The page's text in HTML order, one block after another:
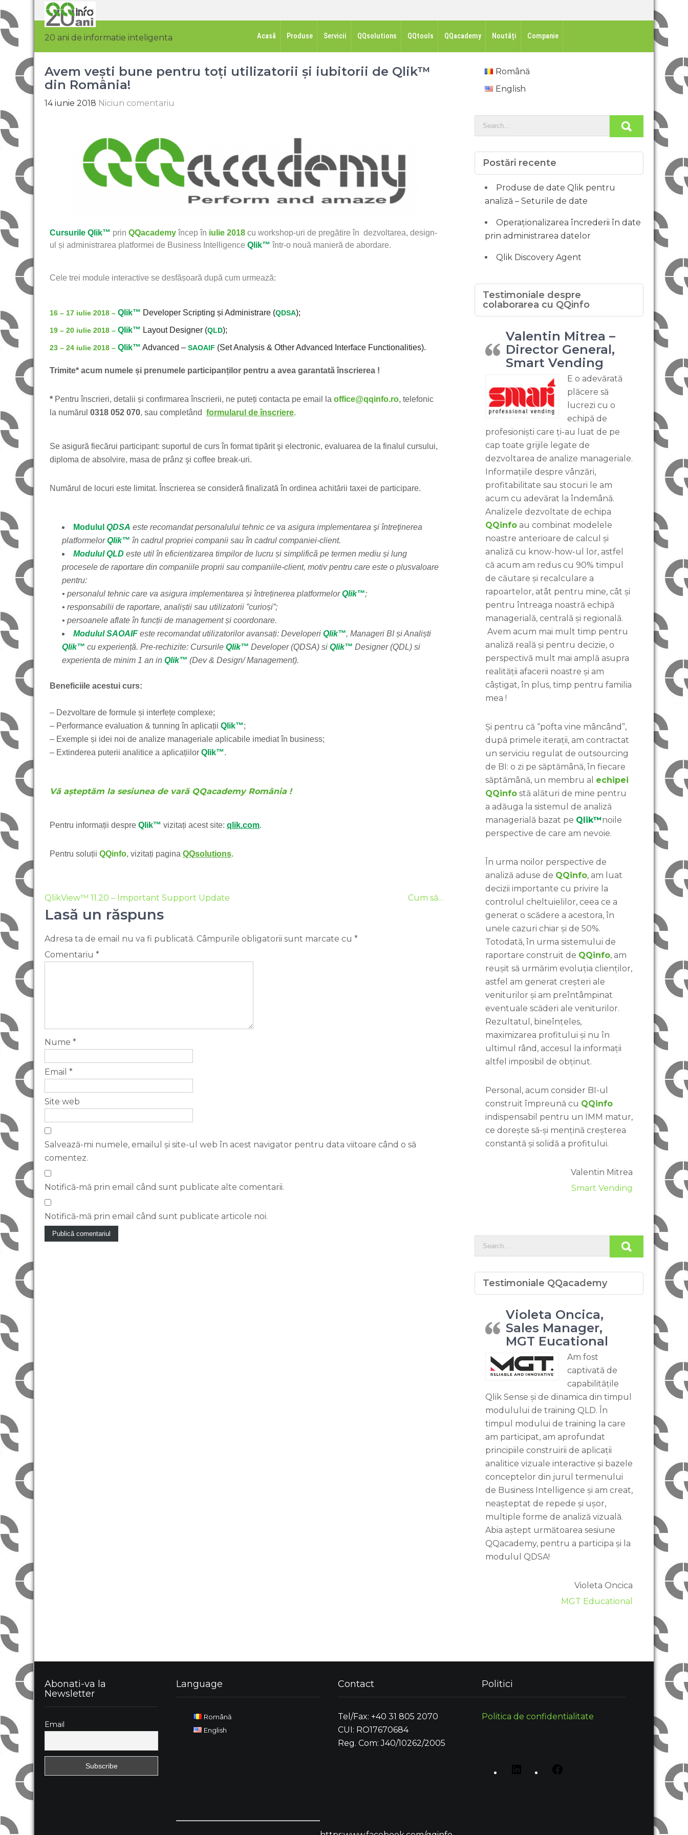
20 ani de informatie inteligenta Acasă Produse Servicii QQsolutions QQtools QQacademy Noutăți Companie
Avem vești bune pentru toți utilizatorii și iubitorii de Qlik™
din România!
14 iunie 2018 Niciun comentariu
Cursurile Qlik™ prin QQacademy încep în iulie 2018 cu workshop-uri de pregătire în dezvoltarea, design-
ul și administrarea platformei de Business Intelligence Qlik™ într-o nouă manieră de abordare.
Cele trei module interactive se desfășoară după cum urmează:
16 – 17 iulie 2018 – Qlik™ Developer Scripting și Administrare (QDSA);
19 – 20 iulie 2018 – Qlik™ Layout Designer (QLD);
23 – 24 iulie 2018 – Qlik™ Advanced – SAOAIF (Set Analysis & Other Advanced Interface Functionalities).
Trimite* acum numele și prenumele participanților pentru a avea garantată înscrierea !
* Pentru înscrieri, detalii și confirmarea înscrierii, ne puteți contacta pe email la office@qqinfo.ro, telefonic
la numărul 0318 052 070, sau completând formularul de înscriere.
Se asigură fiecărui participant: suportul de curs în format tipărit şi electronic, evaluarea de la finalul cursului,
diploma de absolvire, masa de prânz şi coffee break-uri.
Numărul de locuri este limitat. Înscrierea se consideră finalizată în ordinea achitării taxei de participare.
Modulul QDSA este recomandat personalului tehnic ce va asigura implementarea şi întreţinerea
platformelorQlik™ în cadrul propriei companii sau în cadrul companiei-client.
Modulul QLD este util în eficientizarea timpilor de lucru și simplifică pe termen mediu și lung
procesele de raportare din companiile proprii sau companiile-client, motiv pentru care este o plusvaloare
pentru:
• personalul tehnic care va asigura implementarea și întreținerea platformelorQlik™;
• responsabilii de raportare, analiștii sau utilizatorii ”curioși”;
• persoanele aflate în funcții de management și coordonare.
Modulul SAOAIF este recomandat utilizatorilor avansați: Developeri Qlik™, Manageri BI și Analiști
Qlik™ cu experiență. Pre-rechizite: Cursurile Qlik™ Developer (QDSA) si Qlik™ Designer (QDL) si
experienta de minim 1 an in Qlik™ (Dev & Design/ Management).
Beneficiile acestui curs:
– Dezvoltare de formule și interfețe complexe;
– Performance evaluation & tunning în aplicații Qlik™;
– Exemple și idei noi de analize manageriale aplicabile imediat în business;
– Extinderea puterii analitice a aplicațiilor Qlik™.
Vă așteptăm la sesiunea de vară QQacademy România !
Pentru informații despre Qlik™ vizitați acest site: qlik.com.
Pentru soluții QQinfo, vizitați pagina QQsolutions.
QlikView™ 11.20 – Important Support Update Cum să…
Lasă un răspuns
Adresa ta de email nu va fi publicată. Câmpurile obligatorii sunt marcate cu *
Comentariu *
Nume *
Email *
Site web
Salvează-mi numele, emailul și site-ul web în acest navigator pentru data viitoare când o să
comentez.
Notifică-mă prin email când sunt publicate alte comentarii.
Notifică-mă prin email când sunt publicate articole noi.
Română
English
Postări recente
Produse de date Qlik pentru
analiză – Seturile de date
Operaționalizarea încrederii în date
prin administrarea datelor
Qlik Discovery Agent
Testimoniale despre
colaborarea cu QQinfo
Valentin Mitrea –
Director General,
Smart Vending
E o adevărată
plăcere să
lucrezi cu o
echipă de
profesioniști care ți-au luat de pe
cap toate grijile legate de
dezvoltarea de analize manageriale.
Informațiile despre vânzări,
profitabilitate sau stocuri le am
acum cu adevărat la îndemână.
Analizele dezvoltate de echipa
QQinfo au combinat modelele
noastre anterioare de calcul și
analiză cu know-how-ul lor, astfel
că acum am redus cu 90% timpul
de căutare și recalculare a
rapoartelor, atât pentru mine, cât și
pentru întreaga noastră echipă
managerială, centrală și regională.
Avem acum mai mult timp pentru
analiză reală și pentru decizie, o
perspectivă mult mai amplă asupra
realității afacerii noastre și am
câștigat, în plus, timp pentru familia
mea !
Și pentru că “pofta vine mâncând”,
după primele iterații, am contractat
un serviciu regulat de outsourcing
de BI: o zi pe săptămână, în fiecare
săptămână, un membru al echipei
QQinfo stă alături de mine pentru
a adăuga la sistemul de analiză
managerială bazat pe Qlik™noile
perspective de care am nevoie.
În urma noilor perspective de
analiză aduse de QQinfo, am luat
decizii importante cu privire la
controlul cheltuielilor, ceea ce a
generat o scădere a acestora, în
unele cazuri chiar și de 50%.
Totodată, în urma sistemului de
raportare construit de QQinfo, am
reușit să urmărim evoluția clienților,
astfel am generat creșteri ale
veniturilor și am preîntâmpinat
eventuale scăderi ale veniturilor.
Rezultatul, bineînțeles,
maximizarea profitului și nu în
ultimul rând, accesul la informații
altfel imposibil de obținut.
Personal, acum consider BI-ul
construit împreună cu QQinfo
indispensabil pentru un IMM matur,
ce dorește să-și mențină creșterea
constantă și solidă a profitului.
Valentin Mitrea
Smart Vending
Testimoniale QQacademy
Violeta Oncica,
Sales Manager,
MGT Eucational
Am fost
captivată de
capabilitățile
Qlik Sense și de dinamica din timpul
modulului de training QLD. În
timpul modului de training la care
am participat, am aprofundat
principiile construirii de aplicații
analitice vizuale interactive și bazele
conceptelor din jurul termenului
de Business Intelligence și am creat,
neașteptat de repede și ușor,
multiple forme de analiză vizuală.
Abia aștept următoarea sesiune
QQacademy, pentru a participa și la
modulul QDSA!
Violeta Oncica
MGT Educational
Abonati-va la
Newsletter
Email
Language
Română
English
Contact
Tel/Fax: +40 31 805 2070
CUI: RO17670684
Reg. Com: J40/10262/2005
Politici
Politica de confidentialitate